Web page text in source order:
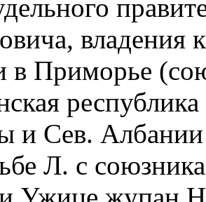
владения
в Приморье
и Сев.
Л. с